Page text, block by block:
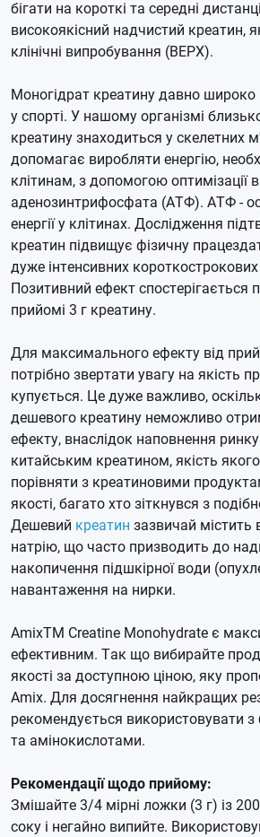
бігати на короткі та середні
високоякісний надчистий креатин,
клінічні випробування (ВЕРХ).
Моногідрат креатину давно широко
у спорті. У нашому організмі
креатину знаходиться у скелетних
допомагає виробляти енергію,
клітинам, з допомогою оптимізації
аденозинтрифосфата (АТФ). АТФ -
енергії у клітинах. Дослідження
креатин підвищує фізичну
дуже інтенсивних
Позитивний ефект
прийомі 3 г креатину.
Для максимального ефекту від
потрібно звертати увагу на якість
купується. Це дуже важливо,
дешевого креатину неможливо
ефекту, внаслідок наповнення
китайським креатином, якість
порівняти з креатиновими
якості, багато хто зіткнувся з
Дешевий креатин зазвичай містить
натрію, що часто призводить до
накопичення підшкірної води
навантаження на нирки.
AmixTM Creatine Monohydrate є
ефективним. Так що вибирайте
якості за доступною ціною, яку
Amix. Для досягнення найкращих
рекомендується використовувати з
та амінокислотами.
Рекомендації щодо прийому:
Змішайте 3/4 мірні ложки (3 г) із
соку і негайно випийте.